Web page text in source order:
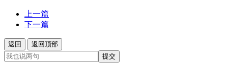
上一篇
下一篇
返回
返回顶部
提交